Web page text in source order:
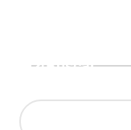
Buscar